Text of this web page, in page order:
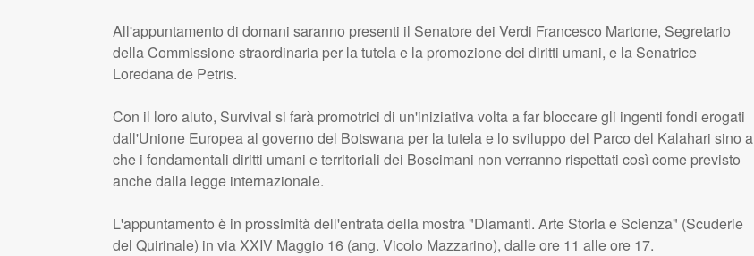
All'appuntamento di domani saranno presenti il Senatore dei Verdi Francesco Martone, Segretario
della Commissione straordinaria per la tutela e la promozione dei diritti umani, e la Senatrice
Loredana de Petris.
Con il loro aiuto, Survival si farà promotrici di un'iniziativa volta a far bloccare gli ingenti fondi erogati
dall'Unione Europea al governo del Botswana per la tutela e lo sviluppo del Parco del Kalahari sino a
che i fondamentali diritti umani e territoriali dei Boscimani non verranno rispettati così come previsto
anche dalla legge internazionale.
L'appuntamento è in prossimità dell'entrata della mostra "Diamanti. Arte Storia e Scienza" (Scuderie
del Quirinale) in viaXXIV Maggio 16 (ang. Vicolo Mazzarino), dalle ore 11 alle ore 17.